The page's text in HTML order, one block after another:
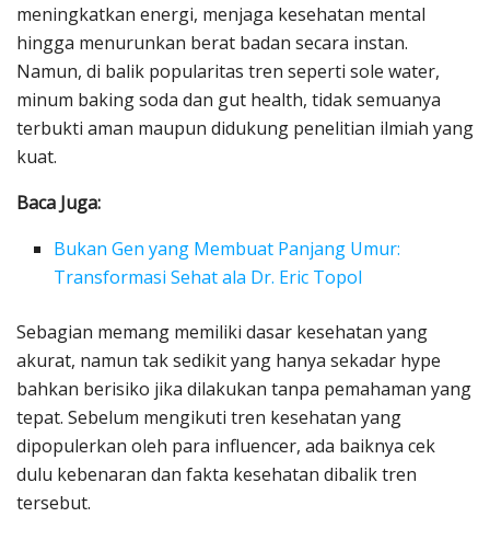
meningkatkan energi, menjaga kesehatan mental
hingga menurunkan berat badan secara instan.
Namun, di balik popularitas tren seperti sole water,
minum baking soda dan gut health, tidak semuanya
terbukti aman maupun didukung penelitian ilmiah yang
kuat.
Baca Juga:
Bukan Gen yang Membuat Panjang Umur:
Transformasi Sehat ala Dr. Eric Topol
Sebagian memang memiliki dasar kesehatan yang
akurat, namun tak sedikit yang hanya sekadar hype
bahkan berisiko jika dilakukan tanpa pemahaman yang
tepat. Sebelum mengikuti tren kesehatan yang
dipopulerkan oleh para influencer, ada baiknya cek
dulu kebenaran dan fakta kesehatan dibalik tren
tersebut.